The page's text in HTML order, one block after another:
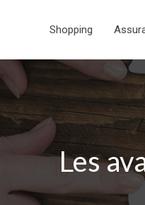
Shopping
Les